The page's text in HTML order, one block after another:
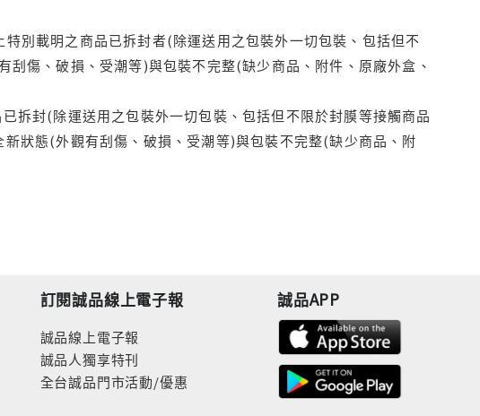
別載明之商品已拆封者(除運送用之包裝外一切包裝、包括但不
傷、破損、受潮等)與包裝不完整(缺少商品、附件、原廠外盒、
拆封(除運送用之包裝外一切包裝、包括但不限於封膜等接觸商品
狀態(外觀有刮傷、破損、受潮等)與包裝不完整(缺少商品、附
訂閱誠品線上電子報
誠品線上電子報
誠品人獨享特刊
全台誠品門市活動/優惠
誠品APP